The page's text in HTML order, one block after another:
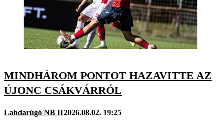
MINDHÁROM PONTOT HAZAVITTE AZ
ÚJONC CSÁKVÁRRÓL
Labdarúgó NB II2026.08.02. 19:25